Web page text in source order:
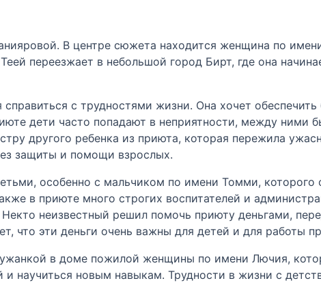
В центре сюжета находится женщина по
переезжает в небольшой город Бирт, где она
с трудностями жизни. Она хочет обеспечить
дети часто попадают в неприятности, между ними
другого ребенка из приюта, которая пережила
защиты и помощи взрослых.
особенно с мальчиком по имени Томми,
в приюте много строгих воспитателей и
неизвестный решил помочь приюту деньгами,
что эти деньги очень важны для детей и для работы
в доме пожилой женщины по имени Лючия,
и научиться новым навыкам. Трудности в жизни с